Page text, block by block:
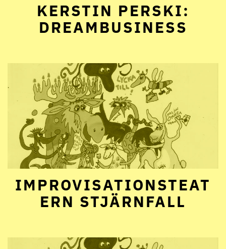
KERSTIN PERSKI:
DREAMBUSINESS
IMPROVISATIONSTEAT
ERN STJÄRNFALL